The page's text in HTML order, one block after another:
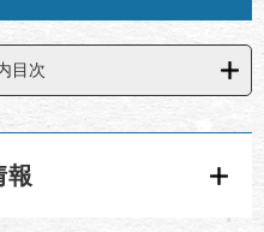
目次
報